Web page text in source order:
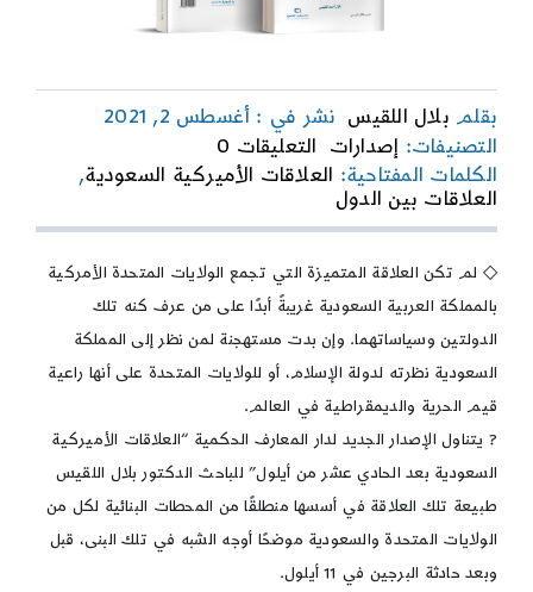
بقلم بلال اللقيس نشر في : أغسطس 2, 2021
التصنيفات: إصدارات التعليقات 0
on
العلاقات
الأميركية
بعد
الحادي
عشر
من
أيلول
الكلمات المفتاحية: العلاقات الأميركية السعودية,
العلاقات بين الدول
◇ لم تكن العلاقة المتميزة التي تجمع الولايات المتحدة الأمركية
بالمملكة العربية السعودية غريبةً أبدًا على من عرف كنه تلك
الدولتين وسياساتهما. وإن بدت مستهجنة لمن نظر إلى المملكة
السعودية نظرته لدولة الإسلام، أو للولايات المتحدة على أنها راعية
قيم الحرية والديمقراطية في العالم.
? يتناول الإصدار الجديد لدار المعارف الحكمية “العلاقات الأميركية
السعودية بعد الحادي عشر من أيلول” للباحث الدكتور بلال اللقيس
طبيعة تلك العلاقة في أسسها منطلقًا من المحطات البنائية لكل من
الولايات المتحدة والسعودية موضحًا أوجه الشبه في تلك البنى، قبل
وبعد حادثة البرجين في 11 أيلول.